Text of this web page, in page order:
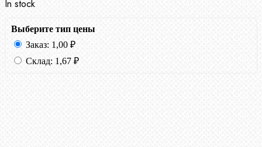
In stock
Выберите тип цены
Заказ: 1,00 ₽
Склад: 1,67 ₽